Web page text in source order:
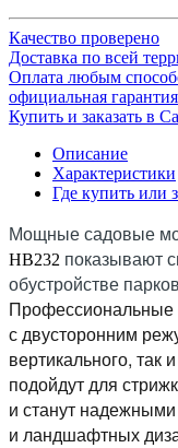
Качество проверено
Доставка по всей
Оплата любым
официальная гарантия
Купить и заказать в
Описание
Характеристики
Где купить или
Мощные садовые
HB232 показывают
обустройстве
с двусторонним
вертикального, так
подойдут для
и станут
и ландшафтных